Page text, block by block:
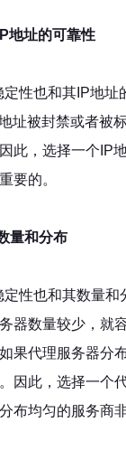
地址的可靠性
定性也和其IP地址
址被封禁或者被
此，选择一个IP
要的。
量和分布
性也和其数量和
器数量较少，就
果代理服务器分
因此，选择一个
布均匀的服务商